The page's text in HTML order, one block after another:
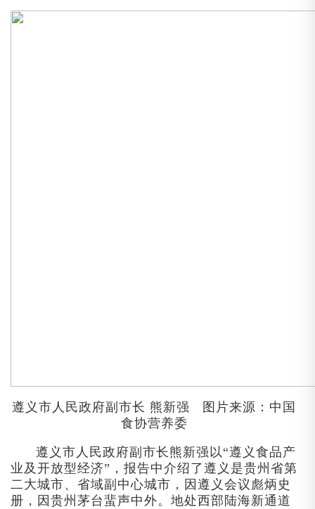
遵义市人民政府副市长 熊新强
图片来源：中国
食协营养委
遵义市人民政府副市长熊新强以“遵义食品产
业及开放型经济”，报告中介绍了遵义是贵州省第
二大城市、省域副中心城市，因遵义会议彪炳史
册，因贵州茅台蜚声中外。地处西部陆海新通道